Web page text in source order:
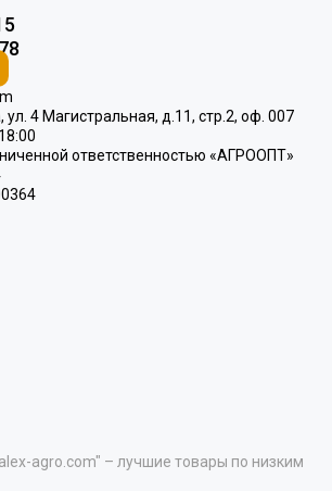
ул. 4 Магистральная, д.11, стр.2, оф. 007
ответственностью «АГРООПТ»
agro.com" – лучшие товары по низким